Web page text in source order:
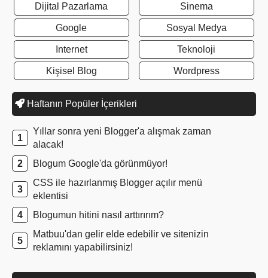
Dijital Pazarlama
Google
Internet
Kişisel Blog
Sinema
Sosyal Medya
Teknoloji
Wordpress
Haftanın Popüler İçerikleri
Yıllar sonra yeni Blogger'a alışmak zaman
alacak!
Blogum Google'da görünmüyor!
CSS ile hazırlanmış Blogger açılır menü
eklentisi
Blogumun hitini nasıl arttırırım?
Matbuu'dan gelir elde edebilir ve sitenizin
reklamını yapabilirsiniz!